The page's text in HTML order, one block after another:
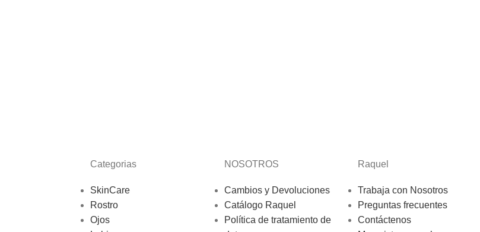
Categorias
SkinCare
Rostro
Ojos
NOSOTROS
Cambios y Devoluciones
Catálogo Raquel
Política de tratamiento de
Raquel
Trabaja con Nosotros
Preguntas frecuentes
Contáctenos